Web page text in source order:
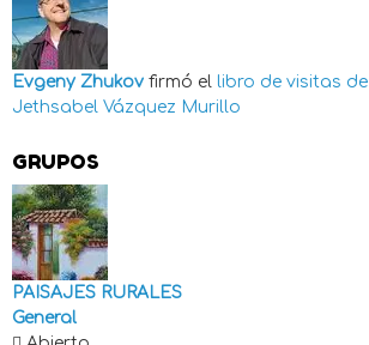
Evgeny Zhukov firmó el libro de visitas de
Jethsabel Vázquez Murillo
GRUPOS
PAISAJES RURALES
General